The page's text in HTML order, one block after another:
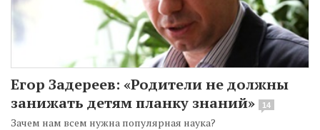
Егор Задереев: «Родители не должны
занижать детям планку знаний»
14
Зачем нам всем нужна популярная наука?